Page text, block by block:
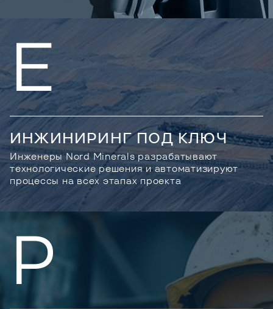
E
ИНЖИНИРИНГ ПОД КЛЮЧ
Инженеры Nord Minerals разрабатывают
технологические решения и автоматизируют
процессы на всех этапах проекта
P